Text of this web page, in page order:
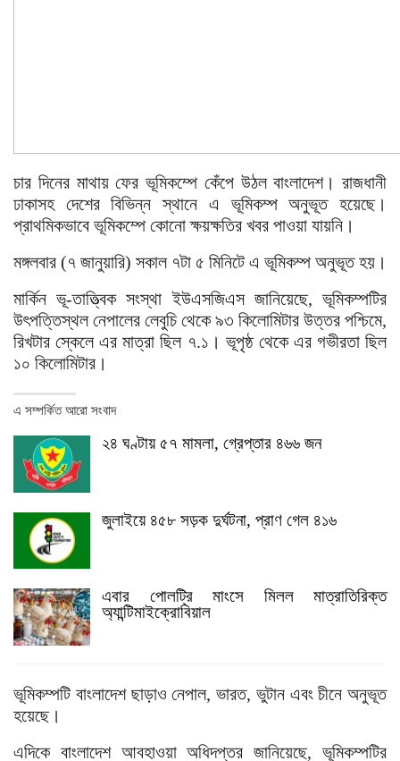
চার দিনের মাথায় ফের ভূমিকম্পে কেঁপে উঠল বাংলাদেশ। রাজধানী
ঢাকাসহ দেশের বিভিন্ন স্থানে এ ভূমিকম্প অনুভূত হয়েছে।
প্রাথমিকভাবে ভূমিকম্পে কোনো ক্ষয়ক্ষতির খবর পাওয়া যায়নি।
মঙ্গলবার (৭ জানুয়ারি) সকাল ৭টা ৫ মিনিটে এ ভূমিকম্প অনুভূত হয়।
মার্কিন ভূ-তাত্ত্বিক সংস্থা ইউএসজিএস জানিয়েছে, ভূমিকম্পটির
উৎপত্তিস্থল নেপালের লেবুচি থেকে ৯৩ কিলোমিটার উত্তর পশ্চিমে,
রিখটার স্কেলে এর মাত্রা ছিল ৭.১। ভূপৃষ্ঠ থেকে এর গভীরতা ছিল
১০ কিলোমিটার।
এ সম্পর্কিত আরো সংবাদ
২৪ ঘণ্টায় ৫৭ মামলা, গ্রেপ্তার ৪৬৬ জন
জুলাইয়ে ৪৫৮ সড়ক দুর্ঘটনা, প্রাণ গেল ৪১৬
এবার পোলট্রি মাংসে মিলল মাত্রাতিরিক্ত
অ্যান্টিমাইক্রোবিয়াল
ভূমিকম্পটি বাংলাদেশ ছাড়াও নেপাল, ভারত, ভুটান এবং চীনে অনুভূত
হয়েছে।
এদিকে বাংলাদেশ আবহাওয়া অধিদপ্তর জানিয়েছে, ভূমিকম্পটির